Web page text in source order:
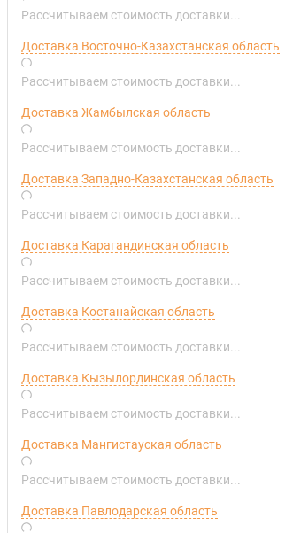
Рассчитываем стоимость доставки...
Доставка Восточно-Казахстанская область
Рассчитываем стоимость доставки...
Доставка Жамбылская область
Рассчитываем стоимость доставки...
Доставка Западно-Казахстанская область
Рассчитываем стоимость доставки...
Доставка Карагандинская область
Рассчитываем стоимость доставки...
Доставка Костанайская область
Рассчитываем стоимость доставки...
Доставка Кызылординская область
Рассчитываем стоимость доставки...
Доставка Мангистауская область
Рассчитываем стоимость доставки...
Доставка Павлодарская область